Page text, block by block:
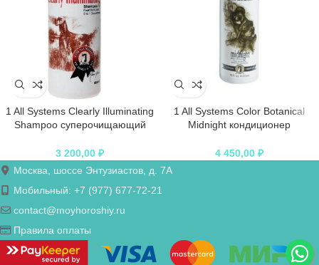
1 All Systems Clearly Illuminating
Shampoo суперочищающий
3 200,00 ₽
1 All Systems Color Botanical
Midnight кондиционер
4 450,00 ₽
Москва, шоссе Энтузиастов, д. 7А
Мобильный: +7 (977) 677-72-21
contact@moyhoroshiy.ru
Правила оплаты